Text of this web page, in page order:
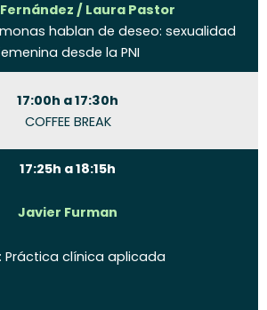
/ Laura Pastor
hablan de deseo: sexualidad
desde la PNI
17:00h a 17:30h
COFFEE BREAK
17:25h a 18:15h
Javier Furman
Práctica clínica aplicada